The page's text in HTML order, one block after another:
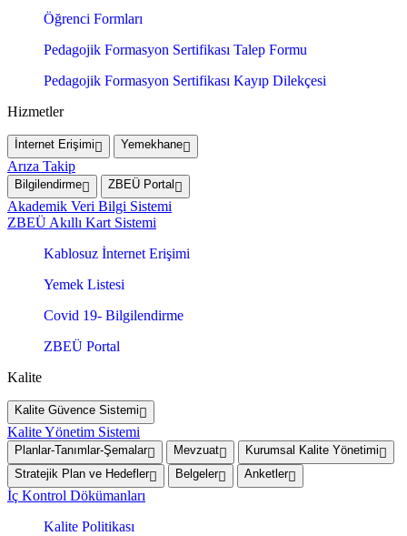
Öğrenci Formları
Pedagojik Formasyon Sertifikası Talep Formu
Pedagojik Formasyon Sertifikası Kayıp Dilekçesi
Hizmetler
İnternet Erişimi Yemekhane
Arıza Takip
Bilgilendirme ZBEÜ Portal
Akademik Veri Bilgi Sistemi
ZBEÜ Akıllı Kart Sistemi
Kablosuz İnternet Erişimi
Yemek Listesi
Covid 19- Bilgilendirme
ZBEÜ Portal
Kalite
Kalite Güvence Sistemi
Kalite Yönetim Sistemi
Planlar-Tanımlar-Şemalar Mevzuat
Kurumsal Kalite Yönetimi
Stratejik Plan ve Hedefler
Belgeler Anketler
İç Kontrol Dökümanları
Kalite Politikası